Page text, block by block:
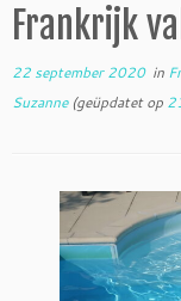
Frankrijk
22 september 2020in
Suzanne(geüpdatet op